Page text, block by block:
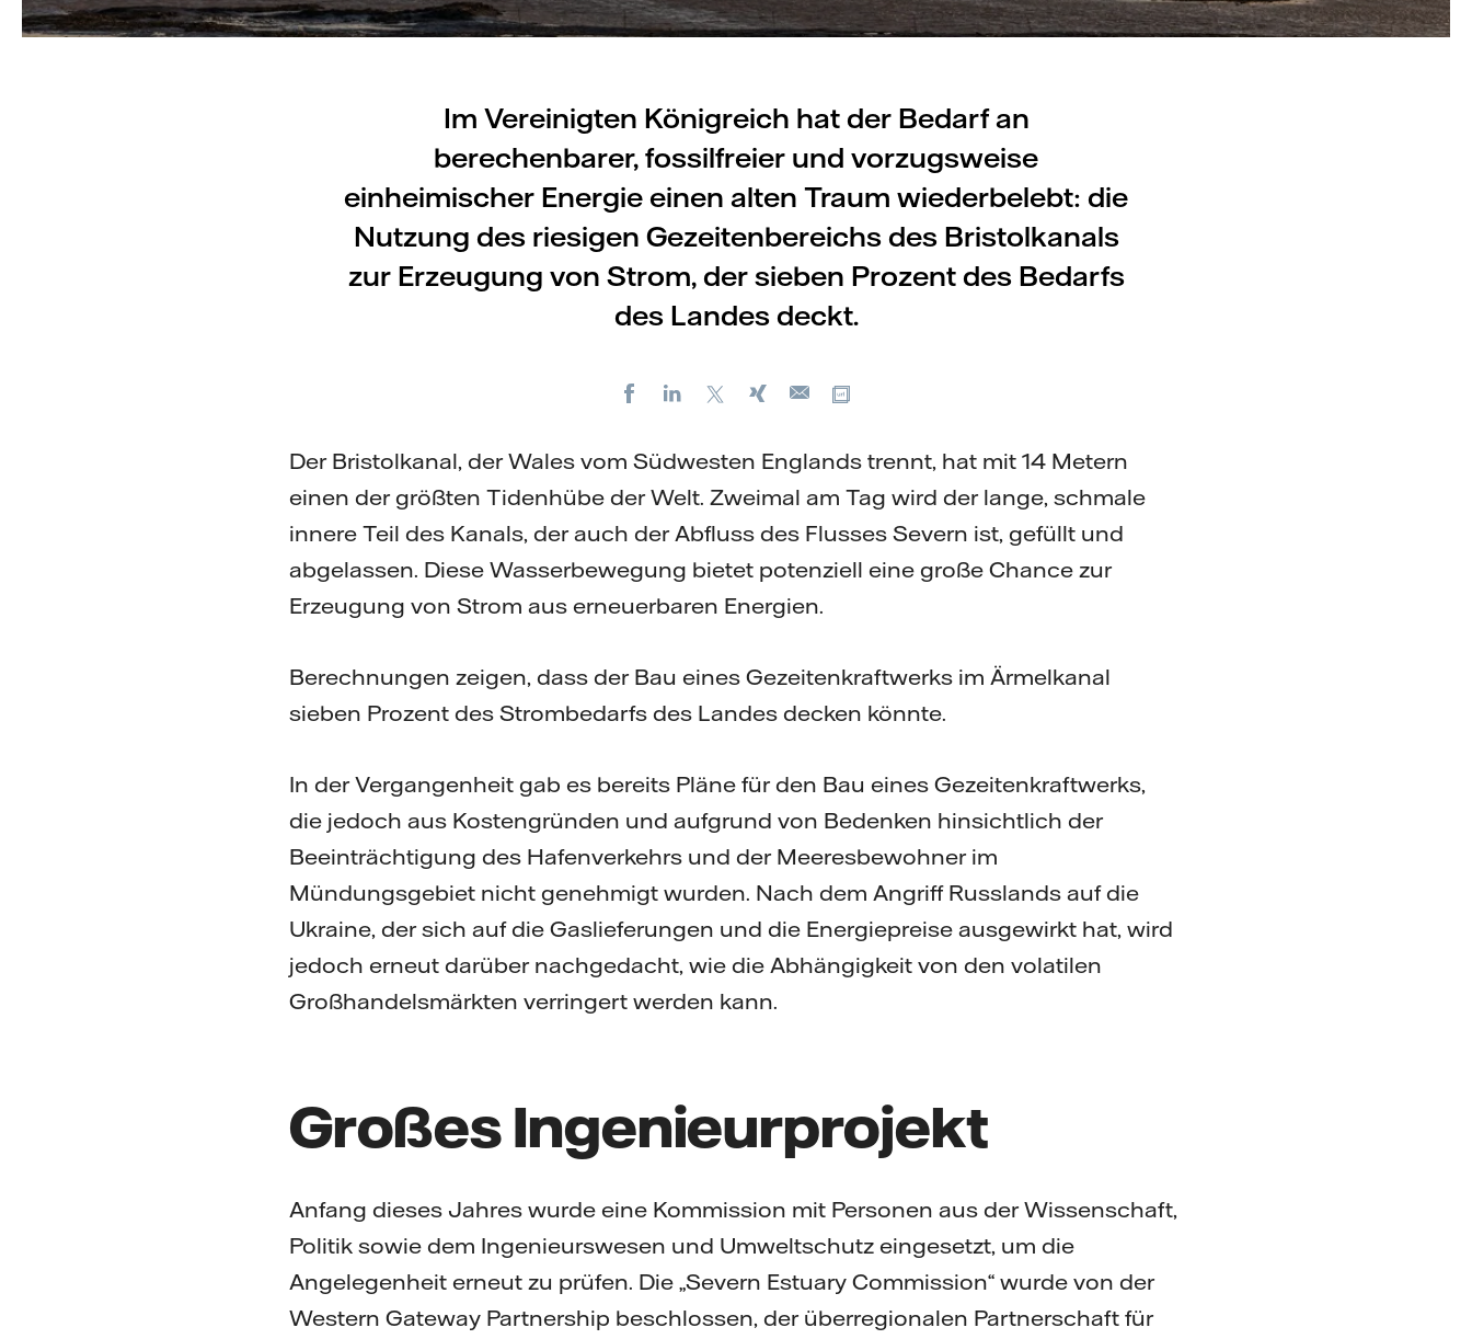
Im Vereinigten Königreich hat der Bedarf an
berechenbarer, fossilfreier und vorzugsweise
einheimischer Energie einen alten Traum wiederbelebt: die
Nutzung des riesigen Gezeitenbereichs des Bristolkanals
zur Erzeugung von Strom, der sieben Prozent des Bedarfs
des Landes deckt.
FacebookLinkedIn Xing
E-
Der Bristolkanal, der Wales vom Südwesten Englands trennt, hat mit 14 Metern
einen der größten Tidenhübe der Welt. Zweimal am Tag wird der lange, schmale
innere Teil des Kanals, der auch der Abfluss des Flusses Severn ist, gefüllt und
abgelassen. Diese Wasserbewegung bietet potenziell eine große Chance zur
Erzeugung von Strom aus erneuerbaren Energien.
Berechnungen zeigen, dass der Bau eines Gezeitenkraftwerks im Ärmelkanal
sieben Prozent des Strombedarfs des Landes decken könnte.
In der Vergangenheit gab es bereits Pläne für den Bau eines Gezeitenkraftwerks,
die jedoch aus Kostengründen und aufgrund von Bedenken hinsichtlich der
Beeinträchtigung des Hafenverkehrs und der Meeresbewohner im
Mündungsgebiet nicht genehmigt wurden. Nach dem Angriff Russlands auf die
Ukraine, der sich auf die Gaslieferungen und die Energiepreise ausgewirkt hat, wird
jedoch erneut darüber nachgedacht, wie die Abhängigkeit von den volatilen
Großhandelsmärkten verringert werden kann.
Großes Ingenieurprojekt
Anfang dieses Jahres wurde eine Kommission mit Personen aus der Wissenschaft,
Politik sowie dem Ingenieurswesen und Umweltschutz eingesetzt, um die
Angelegenheit erneut zu prüfen. Die „Severn Estuary Commission“ wurde von der
Western Gateway Partnership beschlossen, der überregionalen Partnerschaft für